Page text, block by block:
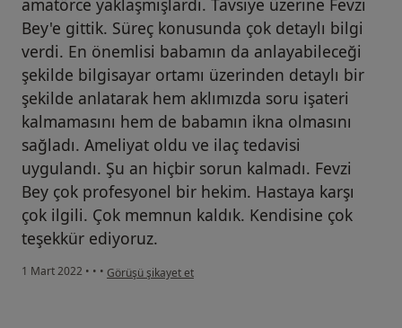
amatörce yaklaşmışlardı. Tavsiye üzerine Fevzi
Bey'e gittik. Süreç konusunda çok detaylı bilgi
verdi. En önemlisi babamın da anlayabileceği
şekilde bilgisayar ortamı üzerinden detaylı bir
şekilde anlatarak hem aklımızda soru işateri
kalmamasını hem de babamın ikna olmasını
sağladı. Ameliyat oldu ve ilaç tedavisi
uygulandı. Şu an hiçbir sorun kalmadı. Fevzi
Bey çok profesyonel bir hekim. Hastaya karşı
çok ilgili. Çok memnun kaldık. Kendisine çok
teşekkür ediyoruz.
1 Mart 2022 • • • kullanıcının görüşüne göre y.....
Görüşü şikayet et